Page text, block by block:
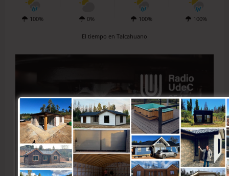
100% 0% 100% 100%
El tiempo en Talcahuano